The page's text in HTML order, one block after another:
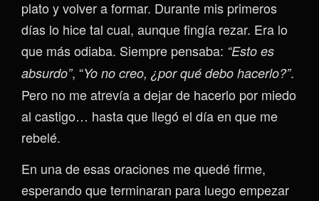
plato y volver a formar. Durante mis primeros
días lo hice tal cual, aunque fingía rezar. Era lo
que más odiaba. Siempre pensaba: “Esto es
absurdo”, “Yo no creo, ¿por qué debo hacerlo?”.
Pero no me atrevía a dejar de hacerlo por miedo
al castigo… hasta que llegó el día en que me
rebelé.
En una de esas oraciones me quedé firme,
esperando que terminaran para luego empezar